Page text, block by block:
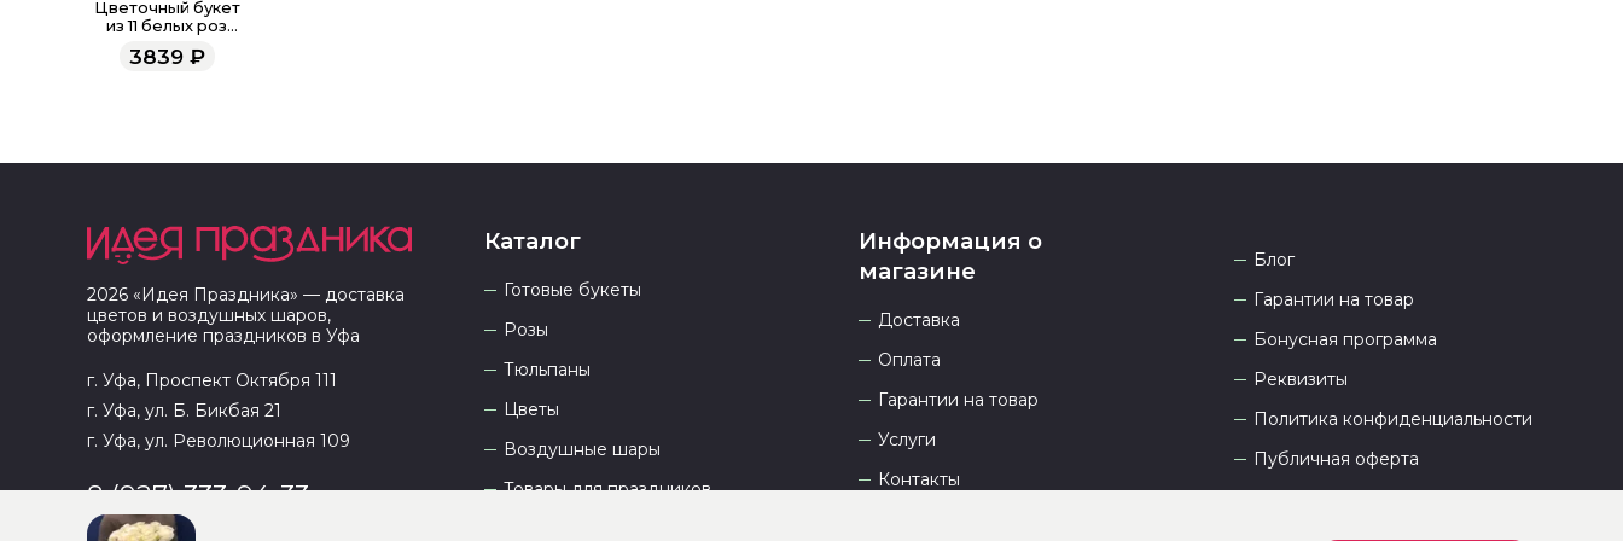
Цветочный букет
из 11 белых роз
Эквадор 60 см
3839₽
2026 «Идея Праздника» — доставка
цветов и воздушных шаров,
оформление праздников в Уфа
г. Уфа, Проспект Октября 111
г. Уфа, ул. Б. Бикбая 21
г. Уфа, ул. Революционная 109
8 (927) 333-94-33
Каталог
Готовые букеты
Розы
Тюльпаны
Цветы
Воздушные шары
Товары для праздников
Информация о
магазине
Доставка
Оплата
Гарантии на товар
Услуги
Контакты
Блог
Гарантии на товар
Бонусная программа
Реквизиты
Политика конфиденциальности
Публичная оферта